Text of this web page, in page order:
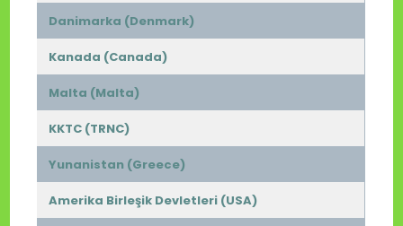
Danimarka (Denmark)
Kanada (Canada)
Malta (Malta)
KKTC (TRNC)
Yunanistan (Greece)
Amerika Birleşik Devletleri (USA)